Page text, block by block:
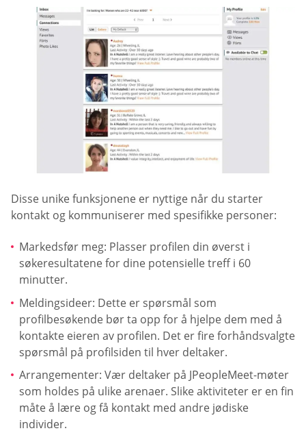
Disse unike funksjonene er nyttige når du starter
kontakt og kommuniserer med spesifikke personer:
Markedsfør meg: Plasser profilen din øverst i
søkeresultatene for dine potensielle treff i 60
minutter.
Meldingsideer: Dette er spørsmål som
profilbesøkende bør ta opp for å hjelpe dem med å
kontakte eieren av profilen. Det er fire forhåndsvalgte
spørsmål på profilsiden til hver deltaker.
Arrangementer: Vær deltaker på JPeopleMeet-møter
som holdes på ulike arenaer. Slike aktiviteter er en fin
måte å lære og få kontakt med andre jødiske
individer.